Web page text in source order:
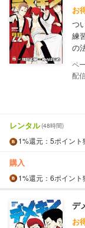
お
つ
練
の
配
レンタル(48時間)
1%還元 ：5ポイン
購入
1%還元 ：6ポイン
デ
お